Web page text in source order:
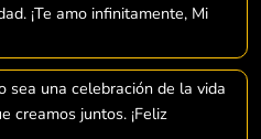
¡Te amo infinitamente, Mi
sea una celebración de la vida
creamos juntos. ¡Feliz